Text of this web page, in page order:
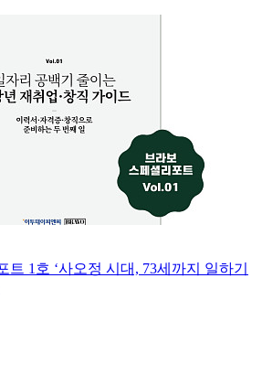
트 1호 ‘사오정 시대, 73세까지 일하기